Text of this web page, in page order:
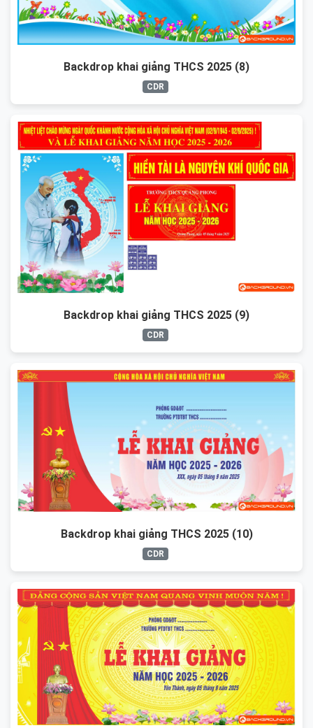
Backdrop khai giảng THCS 2025 (8)
CDR
Backdrop khai giảng THCS 2025 (9)
CDR
Backdrop khai giảng THCS 2025 (10)
CDR